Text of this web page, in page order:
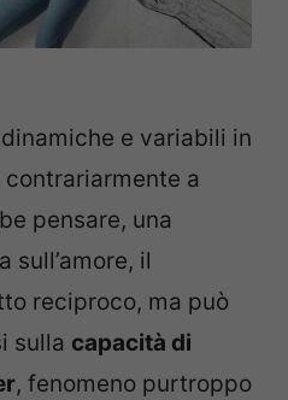
e variabili in
contrariarmente a
pensare, una
sull’amore, il
reciproco, ma può
sulla capacità di
, fenomeno purtroppo